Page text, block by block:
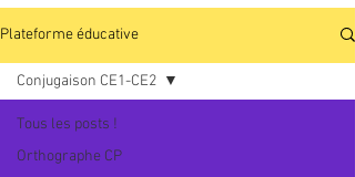
Plateforme éducative
Tous les posts !
Orthographe CP
Conjugaison CE1-CE2